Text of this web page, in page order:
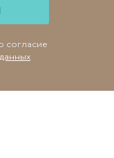
согласие